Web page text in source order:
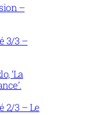
–
3/3 –
‘La
2/3 – Le